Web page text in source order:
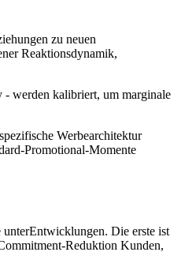
zu neuen
Reaktionsdynamik,
werden kalibriert, um marginale
Werbearchitektur
Promotional-Momente
Die erste ist
Reduktion Kunden,